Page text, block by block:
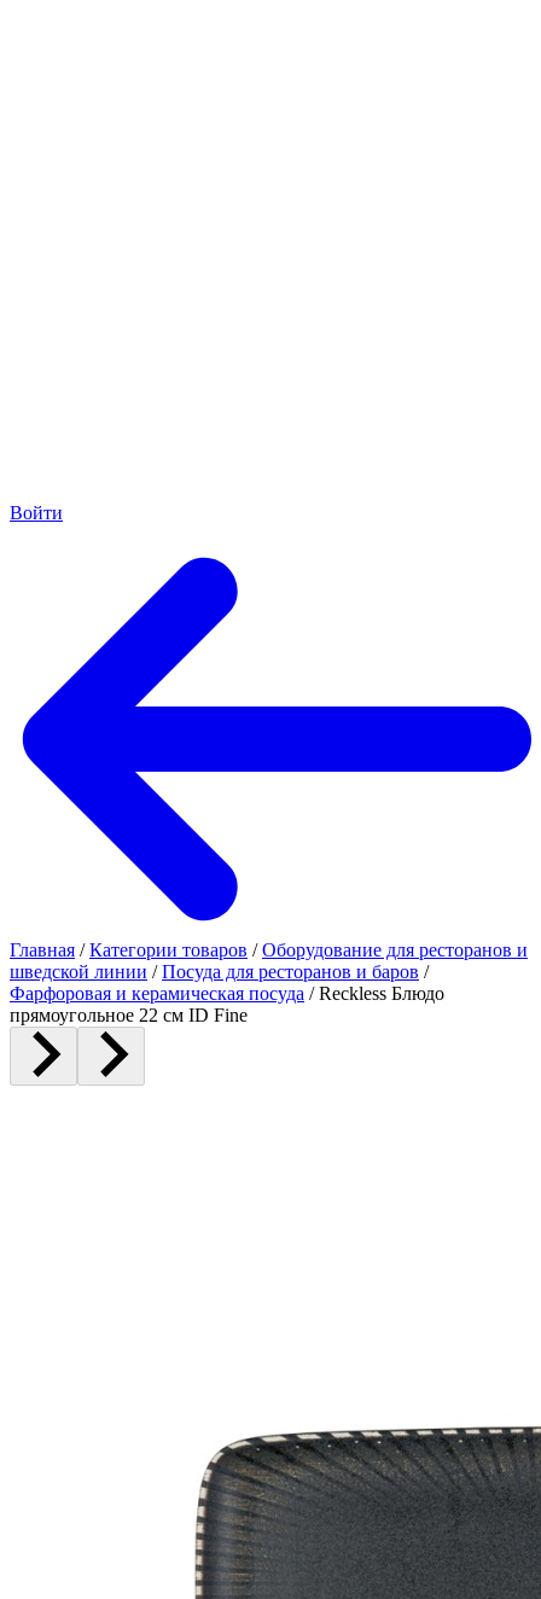
Войти
Главная / Категории товаров / Оборудование для ресторанов и
шведской линии / Посуда для ресторанов и баров /
Фарфоровая и керамическая посуда / Reckless Блюдо
прямоугольное 22 см ID Fine